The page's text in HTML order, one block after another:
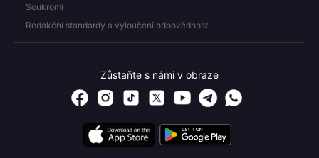
Soukromí
Redakční standardy a vyloučení odpovědnosti
Zůstaňte s námi v obraze